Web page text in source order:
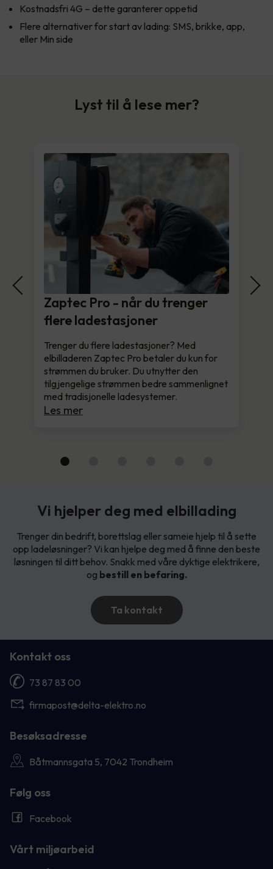
Kostnadsfri 4G – dette garanterer oppetid
Flere alternativer for start av lading: SMS, brikke, app,
eller Min side
Lyst til å lese mer?
Zaptec Pro - når du trenger
flere ladestasjoner
Trenger du flere ladestasjoner? Med
elbilladeren Zaptec Pro betaler du kun for
strømmen du bruker. Du utnytter den
tilgjengelige strømmen bedre sammenlignet
med tradisjonelle ladesystemer.
Les mer
Vi hjelper deg med elbillading
Trenger din bedrift, borettslag eller sameie hjelp til å sette
opp ladeløsninger? Vi kan hjelpe deg med å finne den beste
løsningen til ditt behov. Snakk med våre dyktige elektrikere,
og bestill en befaring.
Ta kontakt
Kontakt oss
73 87 83 00
firmapost@delta-elektro.no
Besøksadresse
Båtmannsgata 5, 7042 Trondheim
Følg oss
Facebook
Vårt miljøarbeid